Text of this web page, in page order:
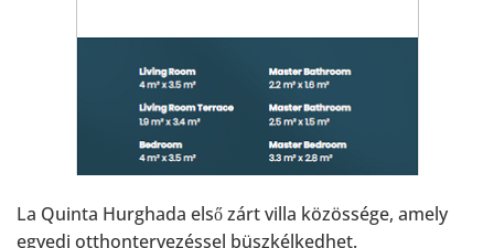
La Quinta Hurghada első zárt villa közössége, amely
egyedi otthontervezéssel büszkélkedhet.